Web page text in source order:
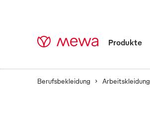
Produkte
Berufsbekleidung Arbeitskleidung